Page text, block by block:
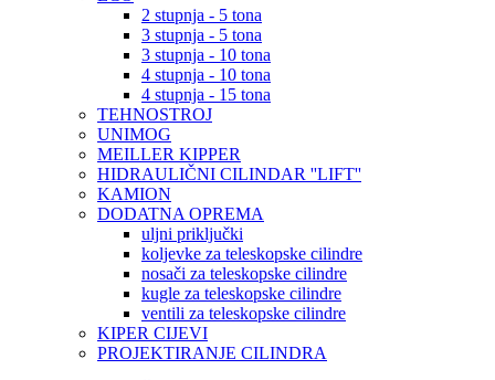
2 stupnja - 5 tona
3 stupnja - 5 tona
3 stupnja - 10 tona
4 stupnja - 10 tona
4 stupnja - 15 tona
TEHNOSTROJ
UNIMOG
MEILLER KIPPER
HIDRAULIČNI CILINDAR ''LIFT''
KAMION
DODATNA OPREMA
uljni priključki
koljevke za teleskopske cilindre
nosači za teleskopske cilindre
kugle za teleskopske cilindre
ventili za teleskopske cilindre
KIPER CIJEVI
PROJEKTIRANJE CILINDRA